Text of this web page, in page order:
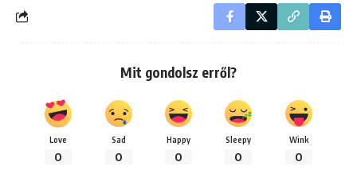
Mit gondolsz erről?
Love
0
Sad
0
Happy
0
Sleepy
0
Wink
0